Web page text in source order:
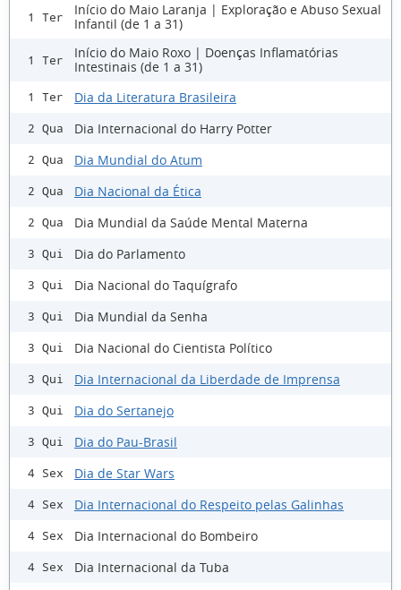
1 Ter
Início do Maio Laranja | Exploração e Abuso Sexual
Infantil (de 1 a 31)
1 Ter
Início do Maio Roxo | Doenças Inflamatórias
Intestinais (de 1 a 31)
1 Ter Dia da Literatura Brasileira
2 Qua Dia Internacional do Harry Potter
2 Qua Dia Mundial do Atum
2 Qua Dia Nacional da Ética
2 Qua Dia Mundial da Saúde Mental Materna
3 Qui Dia do Parlamento
3 Qui Dia Nacional do Taquígrafo
3 Qui Dia Mundial da Senha
3 Qui Dia Nacional do Cientista Político
3 Qui Dia Internacional da Liberdade de Imprensa
3 Qui Dia do Sertanejo
3 Qui Dia do Pau-Brasil
4 Sex Dia de Star Wars
4 Sex Dia Internacional do Respeito pelas Galinhas
4 Sex Dia Internacional do Bombeiro
4 Sex Dia Internacional da Tuba